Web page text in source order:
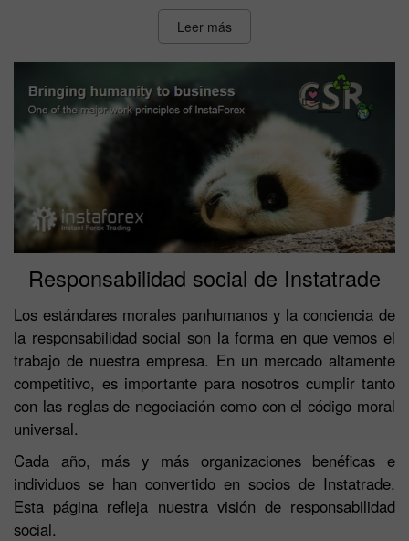
Leer más
Responsabilidad social de Instatrade
Los estándares morales panhumanos y la conciencia de
la responsabilidad social son la forma en que vemos el
trabajo de nuestra empresa. En un mercado altamente
competitivo, es importante para nosotros cumplir tanto
con las reglas de negociación como con el código moral
universal.
Cada año, más y más organizaciones benéficas e
individuos se han convertido en socios de Instatrade.
Esta página refleja nuestra visión de responsabilidad
social.